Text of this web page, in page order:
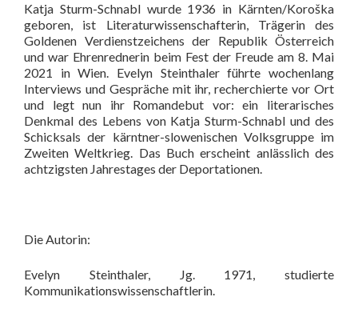
Katja Sturm-Schnabl wurde 1936 in Kärnten/Koroška
geboren, ist Literaturwissenschafterin, Trägerin des
Goldenen Verdienstzeichens der Republik Österreich
und war Ehrenrednerin beim Fest der Freude am 8. Mai
2021 in Wien. Evelyn Steinthaler führte wochenlang
Interviews und Gespräche mit ihr, recherchierte vor Ort
und legt nun ihr Romandebut vor: ein literarisches
Denkmal des Lebens von Katja Sturm-Schnabl und des
Schicksals der kärntner-slowenischen Volksgruppe im
Zweiten Weltkrieg. Das Buch erscheint anlässlich des
achtzigsten Jahrestages der Deportationen.
Die Autorin:
Evelyn Steinthaler, Jg. 1971, studierte
Kommunikationswissenschaftlerin.